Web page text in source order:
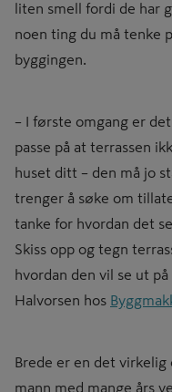
liten smell fordi de har
noen ting du må tenke
byggingen.
– I første omgang er
passe på at terrassen
huset ditt – den må jo
trenger å søke om
tanke for hvordan det
Skiss opp og tegn
hvordan den vil se ut
Halvorsen hos
Brede er en det
mann med mange års